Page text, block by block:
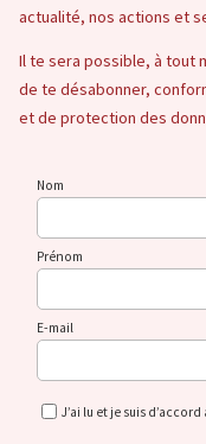
actualité, nos actions et
Il te sera possible, à tout
de te désabonner,
et de protection des
Nom
Prénom
E-mail
J’ai lu et je suis d’accord